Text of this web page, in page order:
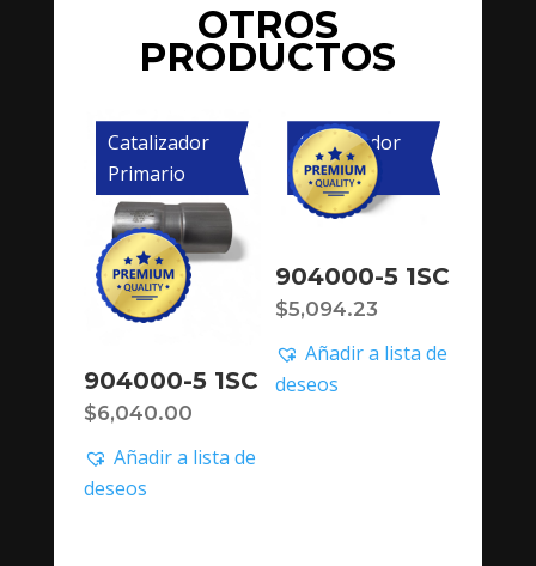
OTROS
PRODUCTOS
Catalizador
Primario
904000-5 1SC
$6,040.00
Añadir a lista de
deseos
Catalizador
Primario
904000-5 1SC
$5,094.23
Añadir a lista de
deseos